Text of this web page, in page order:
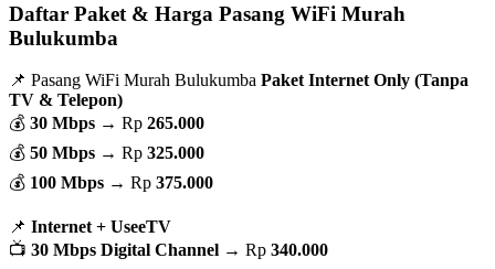
Daftar Paket & Harga Pasang WiFi Murah
Bulukumba
📌 Pasang WiFi Murah Bulukumba Paket Internet Only (Tanpa
TV & Telepon)
💰 30 Mbps → Rp 265.000
💰 50 Mbps → Rp 325.000
💰 100 Mbps → Rp 375.000
📌 Internet + UseeTV
📺 30 Mbps Digital Channel → Rp 340.000